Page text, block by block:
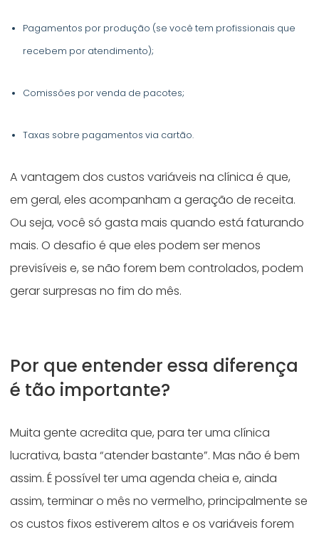
Pagamentos por produção (se você tem profissionais que
recebem por atendimento);
Comissões por venda de pacotes;
Taxas sobre pagamentos via cartão.
A vantagem dos custos variáveis na clínica é que,
em geral, eles acompanham a geração de receita.
Ou seja, você só gasta mais quando está faturando
mais. O desafio é que eles podem ser menos
previsíveis e, se não forem bem controlados, podem
gerar surpresas no fim do mês.
Por que entender essa diferença
é tão importante?
Muita gente acredita que, para ter uma clínica
lucrativa, basta “atender bastante”. Mas não é bem
assim. É possível ter uma agenda cheia e, ainda
assim, terminar o mês no vermelho, principalmente se
os custos fixos estiverem altos e os variáveis forem